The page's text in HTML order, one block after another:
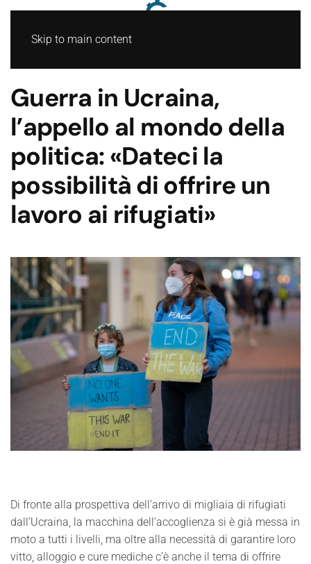
Skip to main content
Guerra in Ucraina,
l’appello al mondo della
politica: «Dateci la
possibilità di offrire un
lavoro ai rifugiati»
Di fronte alla prospettiva dell’arrivo di migliaia di rifugiati
dall’Ucraina, la macchina dell’accoglienza si è già messa in
moto a tutti i livelli, ma oltre alla necessità di garantire loro
vitto, alloggio e cure mediche c’è anche il tema di offrire